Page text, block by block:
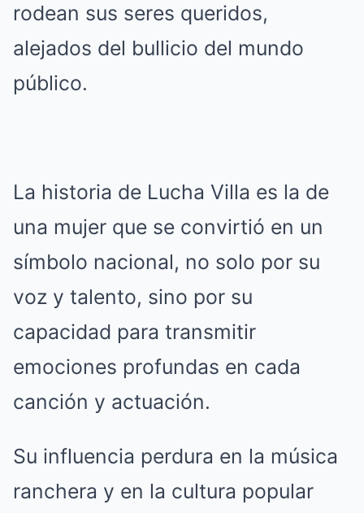
rodean sus seres queridos,
alejados del bullicio del mundo
público.
La historia de Lucha Villa es la de
una mujer que se convirtió en un
símbolo nacional, no solo por su
voz y talento, sino por su
capacidad para transmitir
emociones profundas en cada
canción y actuación.
Su influencia perdura en la música
ranchera y en la cultura popular